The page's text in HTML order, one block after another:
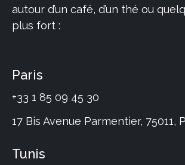
autour d’un café, d’un thé ou
plus fort :
Paris
+33 1 85 09 45 30
17 Bis Avenue Parmentier, 75011,
Tunis